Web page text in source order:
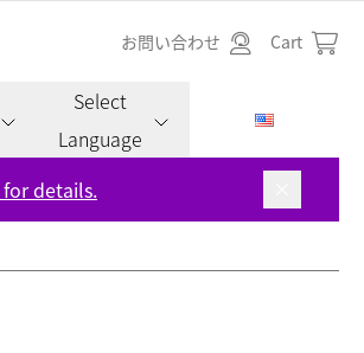
お問い合わせ Cart
Select
Language
for details.